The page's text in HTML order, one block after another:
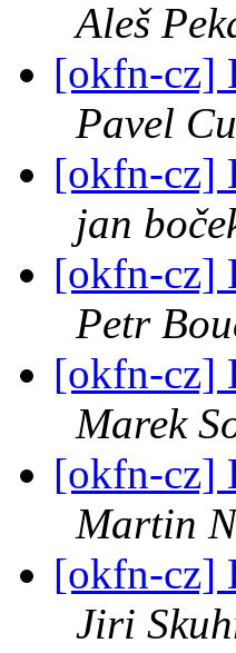
Aleš
[okfn-cz]
Pavel
[okfn-cz]
jan
[okfn-cz]
Petr
[okfn-cz]
Marek
[okfn-cz]
Martin
[okfn-cz]
Jiri